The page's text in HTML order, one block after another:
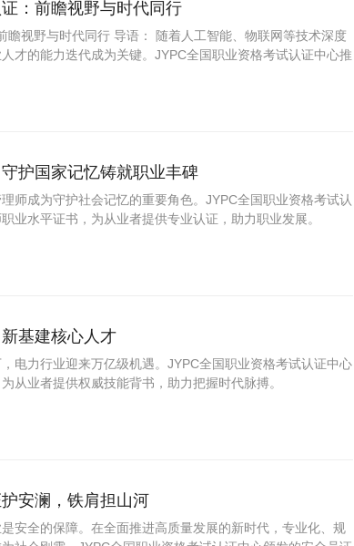
：前瞻视野与时代同行
瞻视野与时代同行 导语： 随着人工智能、物联网等技术深度
才的能力迭代成为关键。JYPC全国职业资格考试认证中心推
体系的特色与价值
护国家记忆铸就职业丰碑
师成为守护社会记忆的重要角色。JYPC全国职业资格考试认
业水平证书，为从业者提供专业认证，助力职业发展。
基建核心人才
电力行业迎来万亿级机遇。JYPC全国职业资格考试认证中心
从业者提供权威技能背书，助力把握时代脉搏。
安澜，铁肩担山河
安全的保障。在全面推进高质量发展的新时代，专业化、规